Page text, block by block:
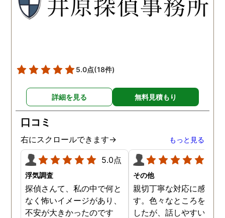
願いして良かったです。 こ
の度はありがとうございま
5.0点(18件)
詳細を見る 無料見積もり
口コミ
右にスクロールできます→ もっと見る
5.0点
浮気調査
探偵さんて、私の中で何と
なく怖いイメージがあり、
不安が大きかったのです
その他
親切丁寧な対応に感謝し
す。色々なところを探し
したが、話しやすいこと